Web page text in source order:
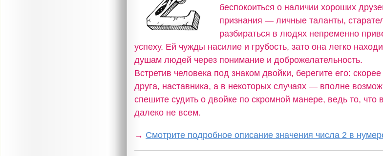
беспокоиться о наличии хороших
признания — личные таланты,
разбираться в людях непременно
успеху. Ей чужды насилие и грубость, зато она легко
душам людей через понимание и доброжелательность.
Встретив человека под знаком двойки, берегите его:
друга, наставника, а в некоторых случаях — вполне
спешите судить о двойке по скромной манере, ведь то, что
далеко не всем.
→ Смотрите подробное описание значения числа 2 в